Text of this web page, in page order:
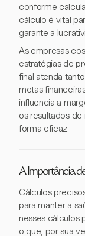
conforme
cálculo é vital
garante a
As empresas
estratégias de
final atenda
metas
influencia a
os resultados
forma eficaz.
A Importância
Cálculos
para manter a
nesses cálculos
o que, por sua